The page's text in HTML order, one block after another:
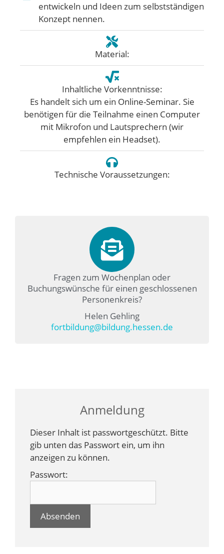
entwickeln und Ideen zum selbstständigen
Konzept nennen.
Material:
Inhaltliche Vorkenntnisse:
Es handelt sich um ein Online-Seminar. Sie
benötigen für die Teilnahme einen Computer
mit Mikrofon und Lautsprechern (wir
empfehlen ein Headset).
Technische Voraussetzungen:
Fragen zum Wochenplan oder
Buchungswünsche für einen geschlossenen
Personenkreis?
Helen Gehling
fortbildung@bildung.hessen.de
Anmeldung
Dieser Inhalt ist passwortgeschützt. Bitte
gib unten das Passwort ein, um ihn
anzeigen zu können.
Passwort: